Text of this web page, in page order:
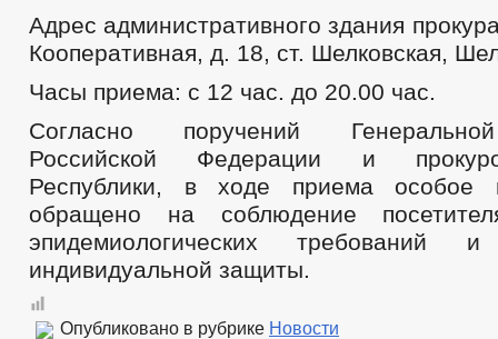
Адрес административного здания
Кооперативная, д. 18, ст. Шелковская,
Часы приема: с 12 час. до 20.00 час.
Согласно поручений
Российской Федерации и
Республики, в ходе приема особое
обращено на соблюдение
эпидемиологических требований и
индивидуальной защиты.
Опубликовано в рубрике Новости